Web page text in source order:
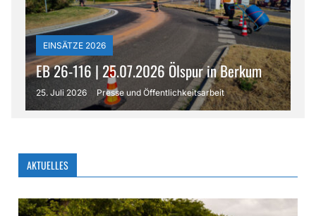
EINSÄTZE 2026
EB 26-116 | 25.07.2026 Ölspur in Berkum
25. Juli 2026 Presse und Öffentlichkeitsarbeit
AKTUELLES